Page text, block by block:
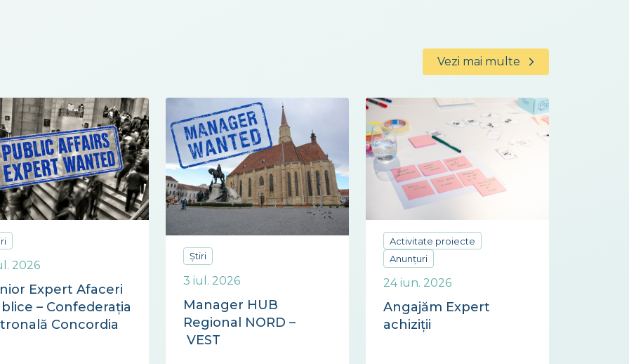
2026
Expert Afaceri
– Confederația
Concordia
Știri
3 iul. 2026
Manager HUB
Regional NORD –
VEST
Activitate proiecte
Anunțuri
24 iun. 2026
Angajăm Expert
achiziții
Vezi mai multe